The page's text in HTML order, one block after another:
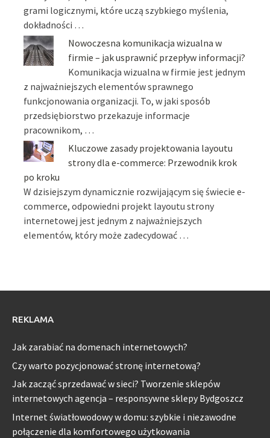
grami logicznymi, które uczą szybkiego myślenia,
dokładności …
Nowoczesna komunikacja wizualna w
firmie – jak usprawnić przepływ informacji?
Komunikacja wizualna w firmie jest jednym
z najważniejszych elementów sprawnego
funkcjonowania organizacji. To, w jaki sposób
przedsiębiorstwo przekazuje informacje
pracownikom, …
Kluczowe zasady projektowania layoutu
strony dla e-commerce: Przewodnik krok
po kroku
W dzisiejszym dynamicznie rozwijającym się świecie e-
commerce, odpowiedni projekt layoutu strony
internetowej jest jednym z najważniejszych
elementów, który może zadecydować …
REKLAMA
Jak zarabiać na domenach internetowych?
Czy warto pozycjonować stronę internetową?
Jak zacząć sprzedawać w sieci? Tworzenie sklepów
internetowych agencja – responsywne sklepy Bydgoszcz
Internet światłowodowy w domu: szybkie i niezawodne
połączenie dla komfortowego użytkowania